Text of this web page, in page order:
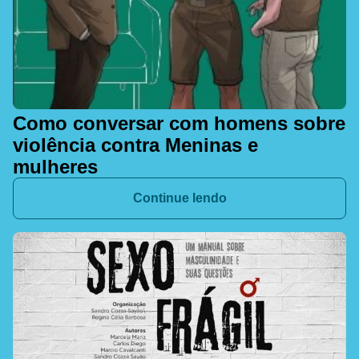
Como conversar com homens sobre
violência contra Meninas e
mulheres
Continue lendo